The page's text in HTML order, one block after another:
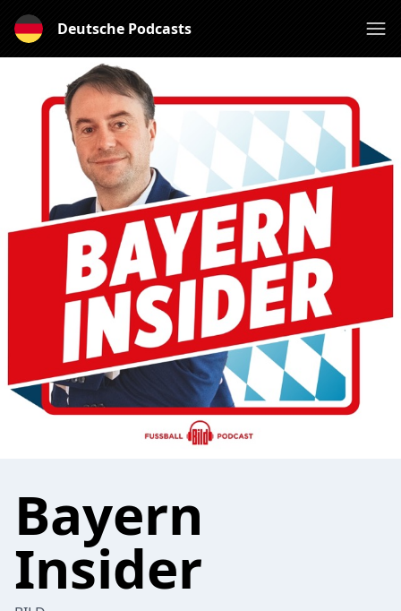
Deutsche Podcasts
Bayern
Insider